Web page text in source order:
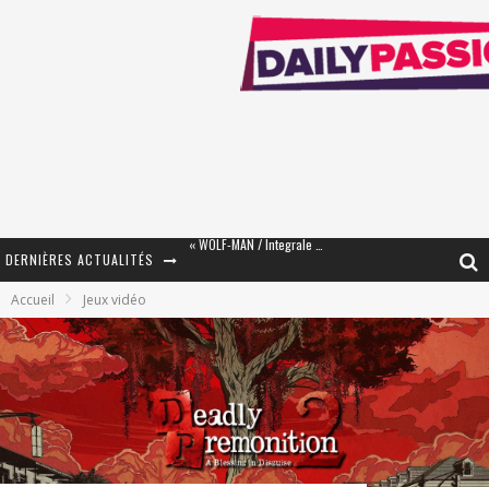
DERNIÈRES ACTUALITÉS
« Le Béton et le Bambou / Propositions pour Mayotte et le Monde. » - Améliorations !
Star Fox
PsyRiver 2026 : la magie revient sur les rives de l’Aar
Accueil Jeux vidéo